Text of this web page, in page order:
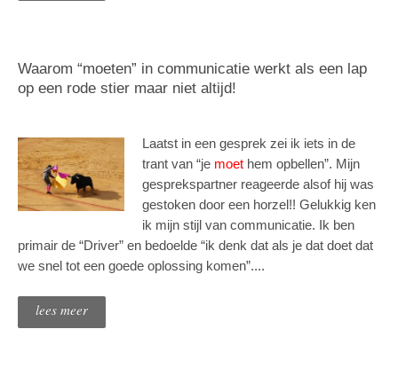
Waarom “moeten” in communicatie werkt als een lap
op een rode stier maar niet altijd!
Laatst in een gesprek zei ik iets in de
trant van “je moet hem opbellen”. Mijn
gesprekspartner reageerde alsof hij was
gestoken door een horzel!! Gelukkig ken
ik mijn stijl van communicatie. Ik ben
primair de “Driver” en bedoelde “ik denk dat als je dat doet dat
we snel tot een goede oplossing komen”....
lees meer